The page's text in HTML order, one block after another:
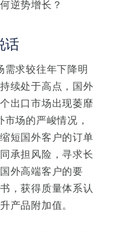
逆势增长？
话
需求较往年下降明
续处于高点，国外
出口市场出现萎靡
场的严峻情况，
短国外客户的订单
承担风险，寻求长
外高端客户的要
，获得质量体系认
产品附加值。